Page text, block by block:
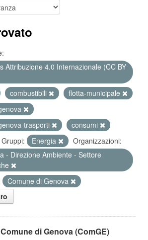
Attribuzione 4.0 Internazionale (CC BY
combustibili
flotta-municipale
trasporti
consumi
Gruppi: Energia
Organizzazioni:
- Direzione Ambiente - Settore
Comune di Genova
di Genova (ComGE)